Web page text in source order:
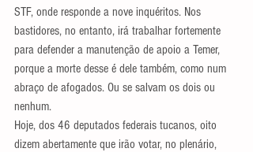
STF, onde responde a nove inquéritos. Nos
bastidores, no entanto, irá trabalhar fortemente
para defender a manutenção de apoio a Temer,
porque a morte desse é dele também, como num
abraço de afogados. Ou se salvam os dois ou
nenhum.
Hoje, dos 46 deputados federais tucanos, oito
dizem abertamente que irão votar, no plenário,